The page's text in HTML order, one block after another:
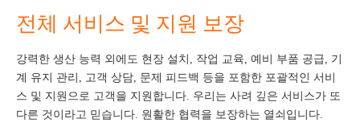
전체 서비스 및 지원 보장
강력한 생산 능력 외에도 현장 설치, 작업 교육, 예비 부품 공급, 기
계 유지 관리, 고객 상담, 문제 피드백 등을 포함한 포괄적인 서비
스 및 지원으로 고객을 지원합니다. 우리는 사려 깊은 서비스가 또
다른 것이라고 믿습니다. 원활한 협력을 보장하는 열쇠입니다.